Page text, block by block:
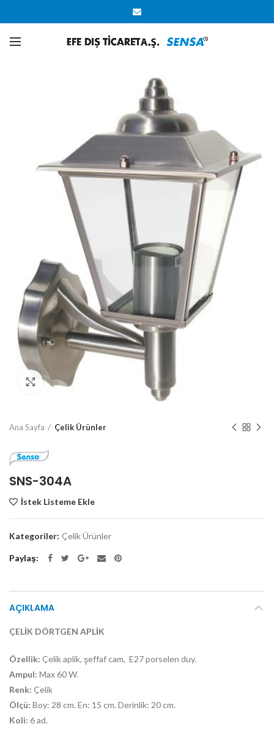
Click to enlarge
Ana Sayfa Çelik Ürünler
SNS-304A
İstek Listeme Ekle
Kategoriler: Çelik Ürünler
Paylaş
AÇIKLAMA
ÇELİK DÖRTGEN APLİK
Özellik: Çelik aplik, şeffaf cam, E27 porselen duy.
Ampul: Max 60 W.
Renk: Çelik
Ölçü: Boy: 28 cm. En: 15 cm. Derinlik: 20 cm.
Koli: 6 ad.